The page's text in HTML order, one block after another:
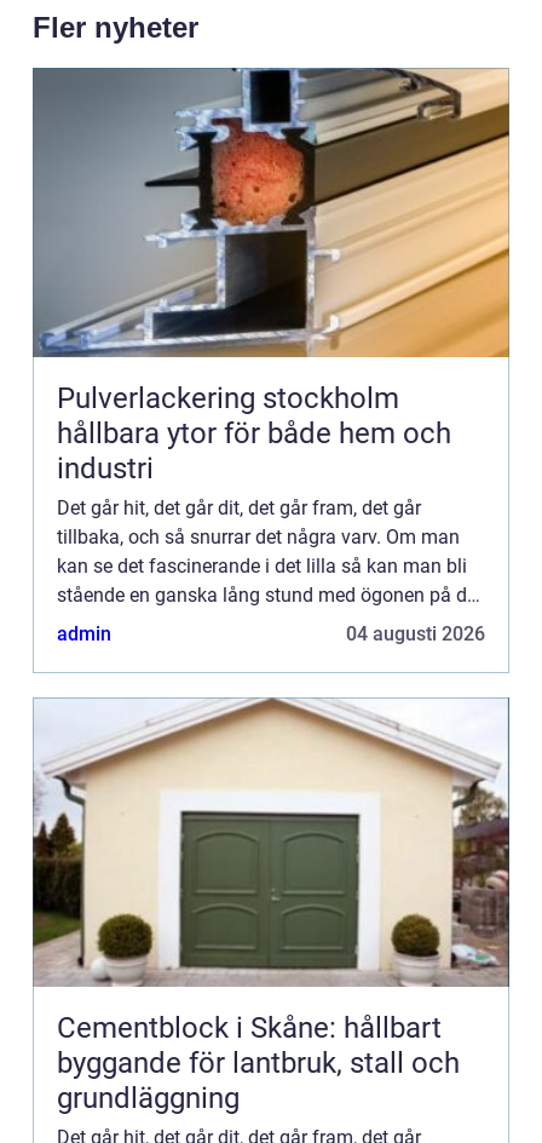
Fler nyheter
Pulverlackering stockholm
hållbara ytor för både hem och
industri
Det går hit, det går dit, det går fram, det går
tillbaka, och så snurrar det några varv. Om man
kan se det fascinerande i det lilla så kan man bli
stående en ganska lång stund med ögonen på det
underverk som är en bilmotor. Små och stora
admin 04 augusti 2026
Cementblock i Skåne: hållbart
byggande för lantbruk, stall och
grundläggning
Det går hit, det går dit, det går fram, det går